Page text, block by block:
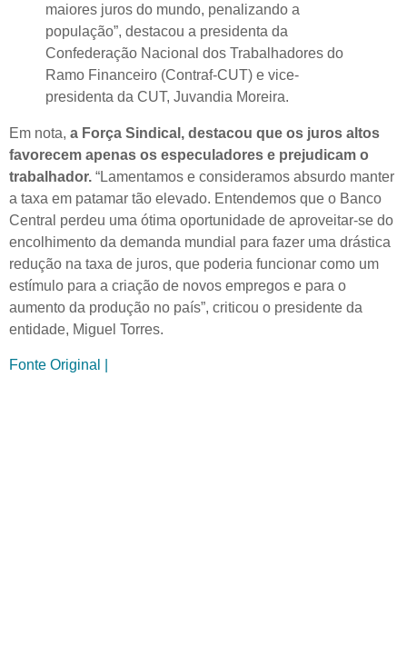
maiores juros do mundo, penalizando a
população”, destacou a presidenta da
Confederação Nacional dos Trabalhadores do
Ramo Financeiro (Contraf-CUT) e vice-
presidenta da CUT, Juvandia Moreira.
Em nota, a Força Sindical, destacou que os juros altos
favorecem apenas os especuladores e prejudicam o
trabalhador. “Lamentamos e consideramos absurdo manter
a taxa em patamar tão elevado. Entendemos que o Banco
Central perdeu uma ótima oportunidade de aproveitar-se do
encolhimento da demanda mundial para fazer uma drástica
redução na taxa de juros, que poderia funcionar como um
estímulo para a criação de novos empregos e para o
aumento da produção no país”, criticou o presidente da
entidade, Miguel Torres.
Fonte Original |